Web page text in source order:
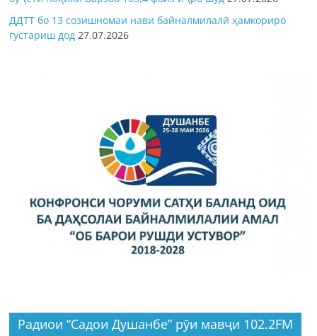
ДДТТ бо 13 созишномаи нави байналмилалӣ ҳамкориро
густариш дод 27.07.2026
Радиои “Садои Душанбе” рӯи мавҷи 102.2FM